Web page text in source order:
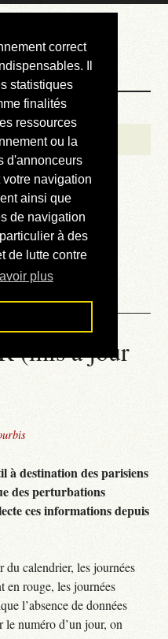
correct
Il
statistiques
finalités
ressources
ou la
d'annonceurs
navigation
ainsi que
de navigation
à des
de lutte contre
plus
(mis à jour
à destination des parisiens
des perturbations
ces informations depuis
calendrier, les journées
en rouge, les journées
l’absence de données
numéro d’un jour, on